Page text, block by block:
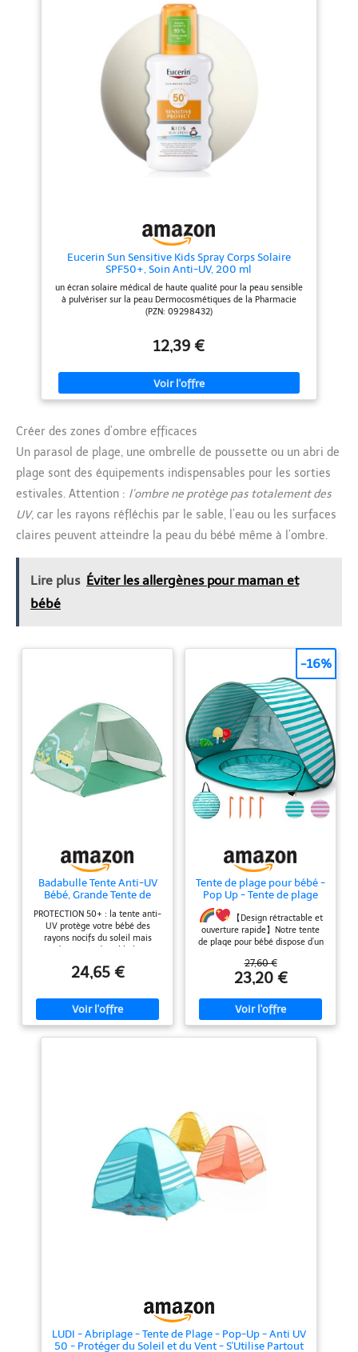
réactives. Sans paraben, sans
NATURELLE : Formulé avec 98%
d’ingrédients d’origine naturelle,
sans parfum pour respecter la
peau fragile des bébés. Enrichi
en huile de jojoba et jus d’aloe
vera Bio hydratants. Formule
France pour garantir la sécurité
recyclé à base de bouteilles de
lait. Etui en carton recyclé.
Recyclables.
Eucerin Sun Sensitive Kids Spray Corps Solaire
SPF50+, Soin Anti-UV, 200 ml
un écran solaire médical de haute qualité pour la peau sensible
à pulvériser sur la peau Dermocosmétiques de la Pharmacie
(PZN: 09298432)
12,39 €
Créer des zones d’ombre efficaces
Un parasol de plage, une ombrelle de poussette ou un abri de
plage sont des équipements indispensables pour les sorties
estivales. Attention : l’ombre ne protège pas totalement des
UV, car les rayons réfléchis par le sable, l’eau ou les surfaces
claires peuvent atteindre la peau du bébé même à l’ombre.
Lire plus Éviter les allergènes pour maman et
bébé
Badabulle Tente Anti-UV
Bébé, Grande Tente de
Plage, Haute Protection
Solaire FPS 50+, Système
Pop-Up, Vert
PROTECTION 50+ : la tente anti-
UV protège votre bébé des
rayons nocifs du soleil mais
aussi du vent et du sable lorsque
nique, ou même dans le jardin !
peut accueillir un enfant, des
jumeaux et même un adulte
grâce sa grande taille (125 x 100
quelques secondes seulement
PRATIQUE & COMPACTE : 4
piquets sont fournis pour bien
fixer la tente-anti-UV au sol.
Une fois pliée dans son sac de
transport (inclus), elle prend très
peu de place et est très facile à
transporter
24,65 €
Tente de plage pour bébé -
Pop Up - Tente de plage
pour bébé - Avec mini
piscine - Portable - Pop
Up - Protection UV - Pour
les tout-petits - Pique-
【Design rétractable et
ouverture rapide】Notre tente
de plage pour bébé dispose d’un
rétractable qui vous permet de
l’installer et de la démonter
secondes sans montage. Prenez
simplement la tente de plage et
le pare-soleil de votre sac à
main, ouvrez-les et une petite
le vent de soulever la tente.
【Protection solaire et
protection cutanée】La tente
pour bébé est composée de
matériaux anti-UV UPF 50+
avec une couverture complète de
rester confortables même en
piscine】Spécialement conçu
27,60 €
23,20 €
-16%
LUDI - Abriplage - Tente de Plage - Pop-Up - Anti UV
50 - Protéger du Soleil et du Vent - S'Utilise Partout